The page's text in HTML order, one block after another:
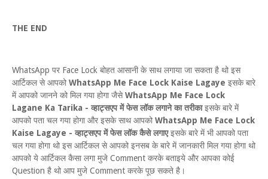
THE END
WhatsApp पर Face Lock बोहत आसानी के साथ लगाया जा सकता है थो इस
आर्टिकल से आपकोWhatsApp Me Face Lock Kaise Lagaye इसके बारे
में आपको जानने को मिल गया होगा जैसेWhatsApp Me Face Lock
Lagane Ka Tarika - व्हाट्सएप में फेस लॉक लगाने का तरीकाइसके बारे में
आपको पता चल गया होगा और इसके साथ आपकोWhatsApp Me Face Lock
Kaise Lagaye - व्हाट्सएप में फेस लॉक कैसे लगाएइसके बारे में भी आपको पता
चल गया होगा थो इस आर्टिकल से आपको इनसब के बारे में जानकारी मिल गया होगा थो
आपको ये आर्टिकल कैसा लगा मुजे Comment करके बताइये और आपका कोई
Question है थो आप मुजे Comment करके पूछ सकते है।